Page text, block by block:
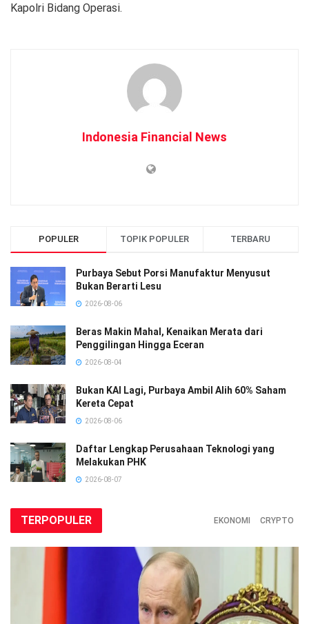
Kapolri Bidang Operasi.
Indonesia Financial News
POPULER TOPIK POPULER TERBARU
Purbaya Sebut Porsi Manufaktur Menyusut
Bukan Berarti Lesu
2026-08-06
Beras Makin Mahal, Kenaikan Merata dari
Penggilingan Hingga Eceran
2026-08-04
Bukan KAI Lagi, Purbaya Ambil Alih 60% Saham
Kereta Cepat
2026-08-06
Daftar Lengkap Perusahaan Teknologi yang
Melakukan PHK
2026-08-07
TERPOPULER EKONOMI CRYPTO